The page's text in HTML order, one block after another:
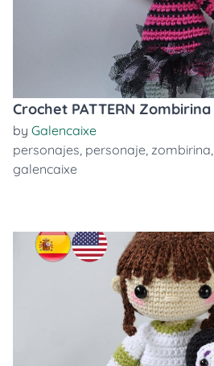
Crochet PATTERN Zombirina
by Galencaixe
personajes, personaje, zombirina,
galencaixe